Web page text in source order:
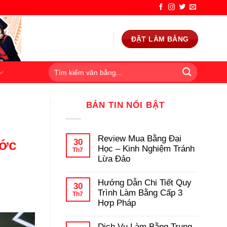
ĐẶT LÀM BẰNG
BẢN TIN NỔI BẬT
30
Th7
Review Mua Bằng Đại
Học – Kinh Nghiệm Tránh
Lừa Đảo
bình
luận
ở
Review
30
Th7
Hướng Dẫn Chi Tiết Quy
Trình Làm Bằng Cấp 3
Hợp Pháp